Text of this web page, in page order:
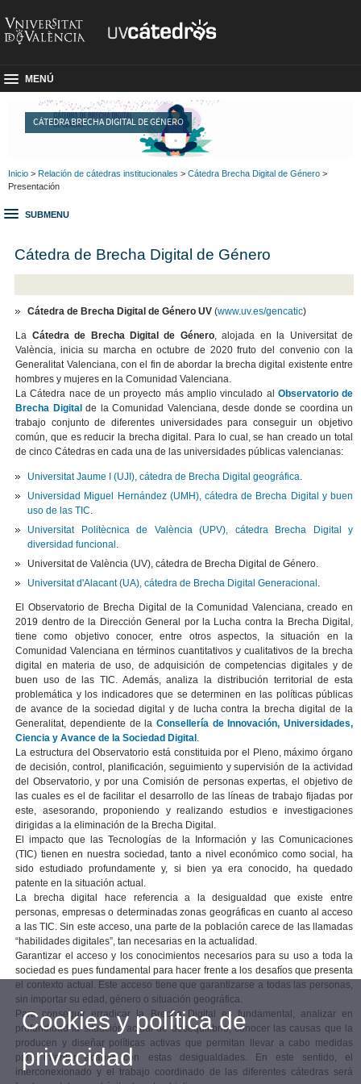
MENÚ
CÁTEDRA BRECHA DIGITAL DE GÉNERO
Inicio > Relación de cátedras institucionales > Cátedra Brecha Digital de Género >
Presentación
SUBMENU
Cátedra de Brecha Digital de Género
Cátedra de Brecha Digital de Género UV(www.uv.es/gencatic)
La Cátedra de Brecha Digital de Género, alojada en la Universitat de
València, inicia su marcha en octubre de 2020 fruto del convenio con la
Generalitat Valenciana, con el fin de abordar la brecha digital existente entre
hombres y mujeres en la Comunidad Valenciana.
La Cátedra nace de un proyecto más amplio vinculado al Observatorio de
Brecha Digital de la Comunidad Valenciana, desde donde se coordina un
trabajo conjunto de diferentes universidades para conseguir un objetivo
común, que es reducir la brecha digital. Para lo cual, se han creado un total
de cinco Cátedras en cada una de las universidades públicas valencianas:
Universitat Jaume I (UJI), cátedra de Brecha Digital geográfica.
Universidad Miguel Hernández (UMH), cátedra de Brecha Digital y buen
uso de las TIC.
Universitat Politècnica de València (UPV), cátedra Brecha Digital y
diversidad funcional .
Universitat de València (UV), cátedra de Brecha Digital de Género.
Universitat d'Alacant (UA), cátedra de Brecha Digital Generacional .
El Observatorio de Brecha Digital de la Comunidad Valenciana, creado en
2019 dentro de la Dirección General por la Lucha contra la Brecha Digital,
tiene como objetivo conocer, entre otros aspectos, la situación en la
Comunidad Valenciana en términos cuantitativos y cualitativos de la brecha
digital en materia de uso, de adquisición de competencias digitales y de
buen uso de las TIC. Además, analiza la distribución territorial de esta
problemática y los indicadores que se determinen en las políticas públicas
de avance de la sociedad digital y de lucha contra la brecha digital de la
Generalitat, dependiente de la Consellería de Innovación, Universidades,
Ciencia y Avance de la Sociedad Digital .
La estructura del Observatorio está constituida por el Pleno, máximo órgano
de decisión, control, planificación, seguimiento y supervisión de la actividad
del Observatorio, y por una Comisión de personas expertas, el objetivo de
las cuales es el de facilitar el desarrollo de las líneas de trabajo fijadas por
este, asesorando, proponiendo y realizando estudios e investigaciones
dirigidas a la eliminación de la Brecha Digital.
El impacto que las Tecnologías de la Información y las Comunicaciones
(TIC) tienen en nuestra sociedad, tanto a nivel económico como social, ha
sido estudiado profundamente y, si bien ya era conocido, ha quedado
patente en la situación actual.
La brecha digital hace referencia a la desigualdad que existe entre
personas, empresas o determinadas zonas geográficas en cuanto al acceso
a las TIC. Sin este acceso, una parte de la población carece de las llamadas
“habilidades digitales”, tan necesarias en la actualidad.
Garantizar el acceso y los conocimientos necesarios para su uso a toda la
sociedad es pues fundamental para hacer frente a los desafíos que presenta
el contexto actual. Este acceso tiene que garantizarse a todas las personas,
sin importar su edad, género o situación geográfica.
Para conseguir erradicar la Brecha Digital es fundamental, analizar en
profundidad la situación actual de desequilibrio, conocer las causas que la
producen y diseñar políticas activas que permitan llevar a cabo medidas
para intentar acabar con estas desigualdades. En este sentido, el
interconexionado y el trabajo coordinado de las diferentes cátedras será
Cookies y política de
privacidad